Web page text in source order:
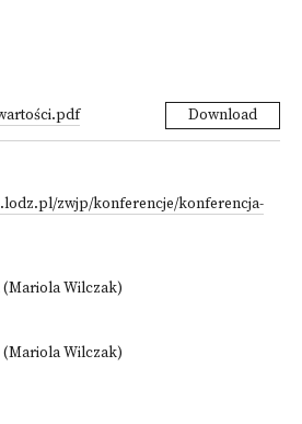
Download
zwjp/konferencje/konferencja-
(Mariola Wilczak)
(Mariola Wilczak)